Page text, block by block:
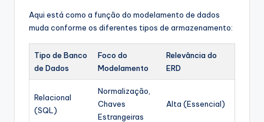
Aqui está como a função do modelamento de dados
muda conforme os diferentes tipos de armazenamento:
Tipo de Banco
de Dados
Foco do
Modelamento
Relevância do
ERD
Relacional
(SQL)
Normalização,
Chaves
Estrangeiras
Alta (Essencial)